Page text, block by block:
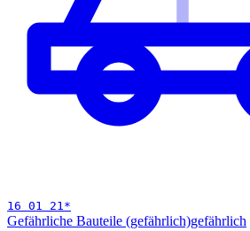
16 01 21*
Gefährliche Bauteile (gefährlich)gefährlich